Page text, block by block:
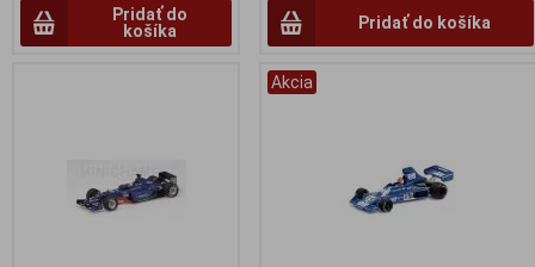
Pridať do
košíka
Pridať do košíka
Akcia